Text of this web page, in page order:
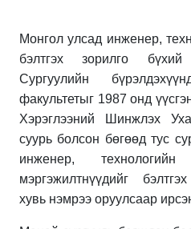
Монгол улсад инженер,
бэлтгэх зорилго
Сургуулийн
факультетыг 1987 онд
Хэрэглээний Шинжлэх
суурь болсон бөгөөд тус
инженер,
мэргэжилтнүүдийг
хувь нэмрээ оруулсаар